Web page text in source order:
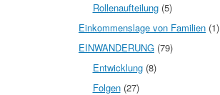
Rollenaufteilung(5)
Einkommenslage von Familien (1)
EINWANDERUNG (79)
Entwicklung(8)
Folgen(27)